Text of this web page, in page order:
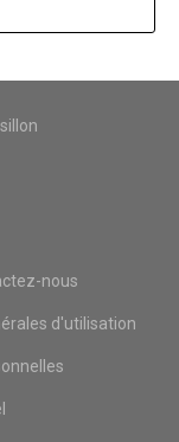
nous
d'utilisation